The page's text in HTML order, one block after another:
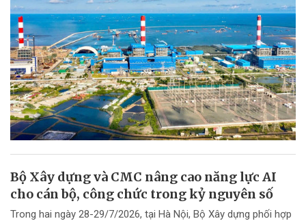
Bộ Xây dựng và CMC nâng cao năng lực AI
cho cán bộ, công chức trong kỷ nguyên số
Trong hai ngày 28-29/7/2026, tại Hà Nội, Bộ Xây dựng phối hợp